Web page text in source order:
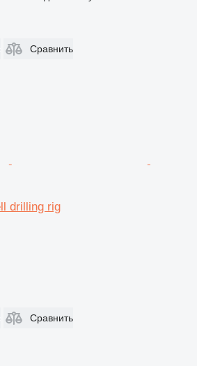
Сравнить
drilling rig
Сравнить